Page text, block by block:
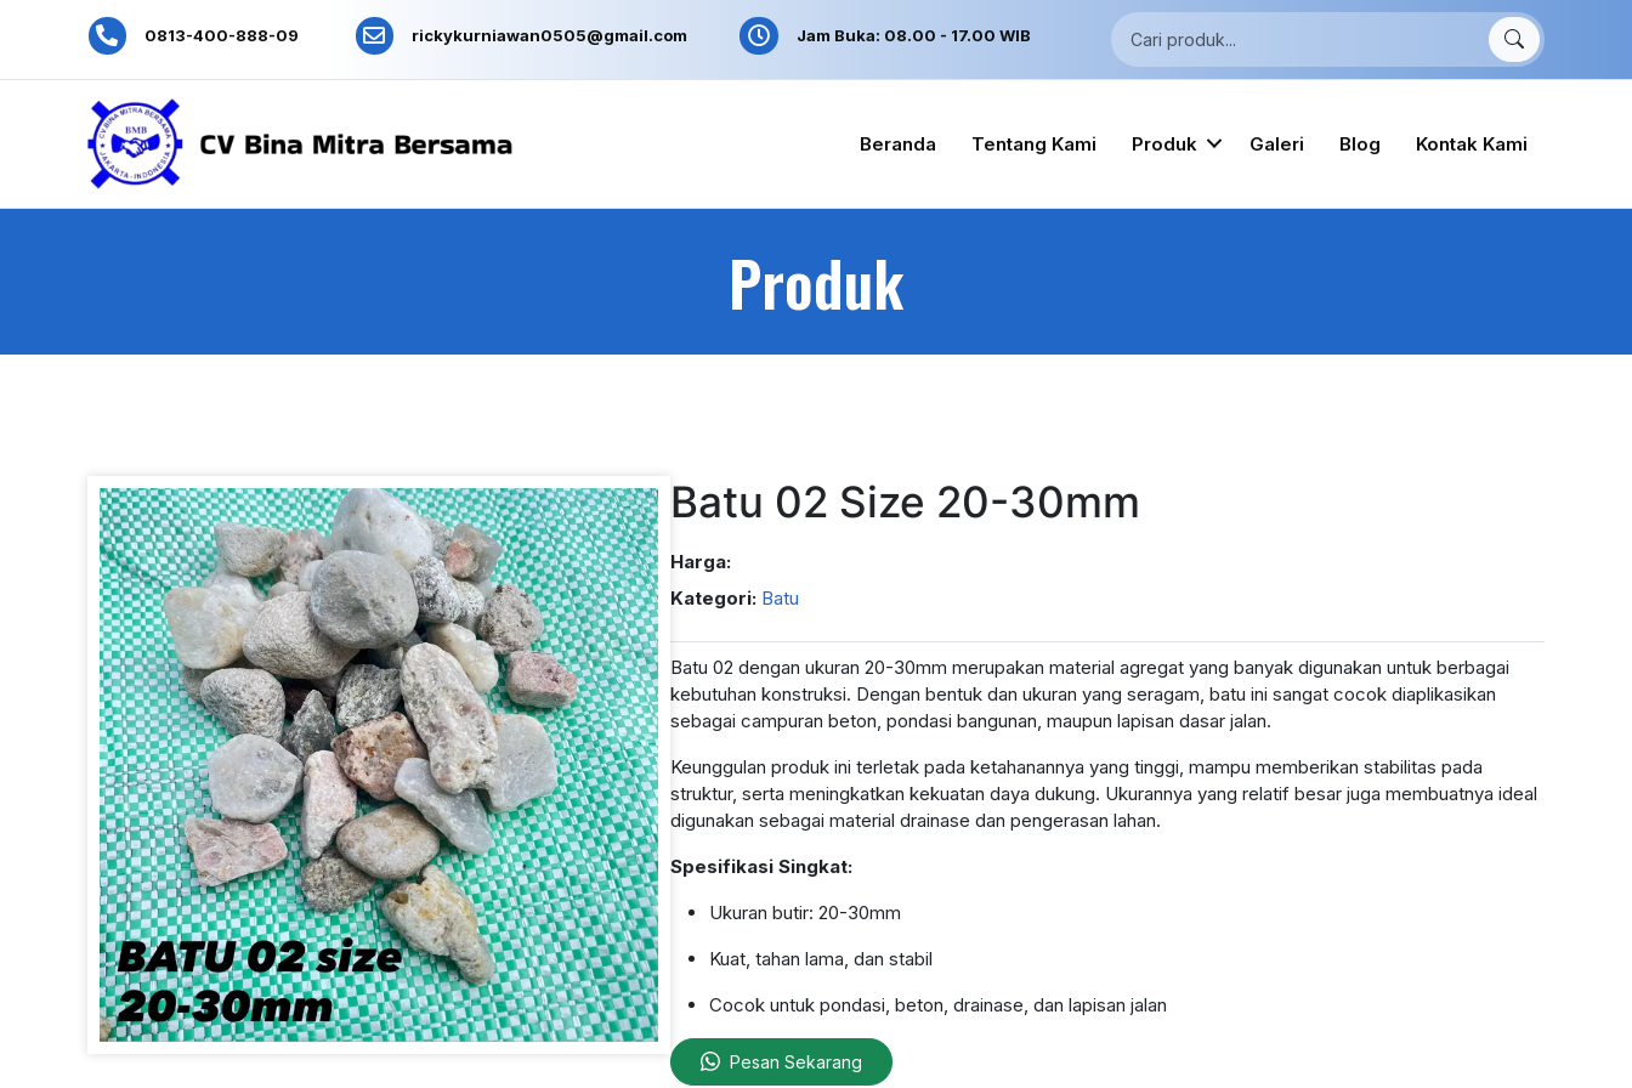
0813-400-888-09 rickykurniawan0505@gmail.com Jam Buka: 08.00 - 17.00 WIB
Beranda Tentang Kami Produk Galeri Blog Kontak Kami
Produk
Batu 02 Size 20-30mm
Harga:
Kategori: Batu
Batu 02 dengan ukuran 20-30mm merupakan material agregat yang banyak digunakan untuk berbagai
kebutuhan konstruksi. Dengan bentuk dan ukuran yang seragam, batu ini sangat cocok diaplikasikan
sebagai campuran beton, pondasi bangunan, maupun lapisan dasar jalan.
Keunggulan produk ini terletak pada ketahanannya yang tinggi, mampu memberikan stabilitas pada
struktur, serta meningkatkan kekuatan daya dukung. Ukurannya yang relatif besar juga membuatnya ideal
digunakan sebagai material drainase dan pengerasan lahan.
Spesifikasi Singkat:
Ukuran butir: 20-30mm
Kuat, tahan lama, dan stabil
Cocok untuk pondasi, beton, drainase, dan lapisan jalan
Pesan Sekarang